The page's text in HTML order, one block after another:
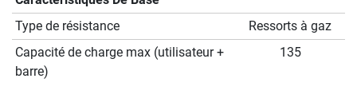
Type de résistance
Ressorts à gaz
Capacité de charge max (utilisateur +
barre)
135